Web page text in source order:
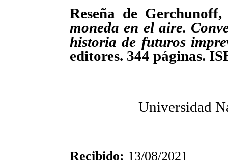
Reseña de
moneda en el aire.
historia de futuros
editores. 344 páginas.
Universidad
Recibido: 13/08/2021